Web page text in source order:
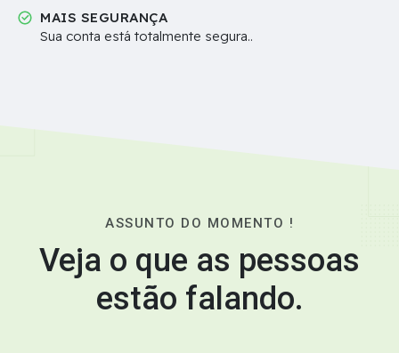
MAIS SEGURANÇA
Sua conta está totalmente segura..
ASSUNTO DO MOMENTO !
Veja o que as pessoas
estão falando.